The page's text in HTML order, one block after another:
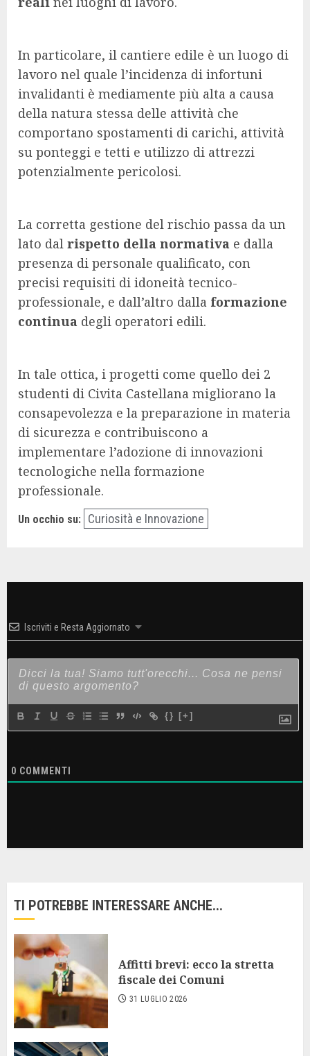
In particolare, il cantiere edile è un luogo di
lavoro nel quale l’incidenza di infortuni
invalidanti è mediamente più alta a causa
della natura stessa delle attività che
comportano spostamenti di carichi, attività
su ponteggi e tetti e utilizzo di attrezzi
potenzialmente pericolosi.
La corretta gestione del rischio passa da un
lato dal rispetto della normativa e dalla
presenza di personale qualificato, con
precisi requisiti di idoneità tecnico-
professionale, e dall’altro dalla formazione
continua degli operatori edili.
In tale ottica, i progetti come quello dei 2
studenti di Civita Castellana migliorano la
consapevolezza e la preparazione in materia
di sicurezza e contribuiscono a
implementare l’adozione di innovazioni
tecnologiche nella formazione
professionale.
Un occhio su: Curiosità e Innovazione
Iscriviti e Resta Aggiornato
{} [+]
0 COMMENTI
TI POTREBBE INTERESSARE ANCHE...
Affitti brevi: ecco la stretta
fiscale dei Comuni
31 LUGLIO 2026